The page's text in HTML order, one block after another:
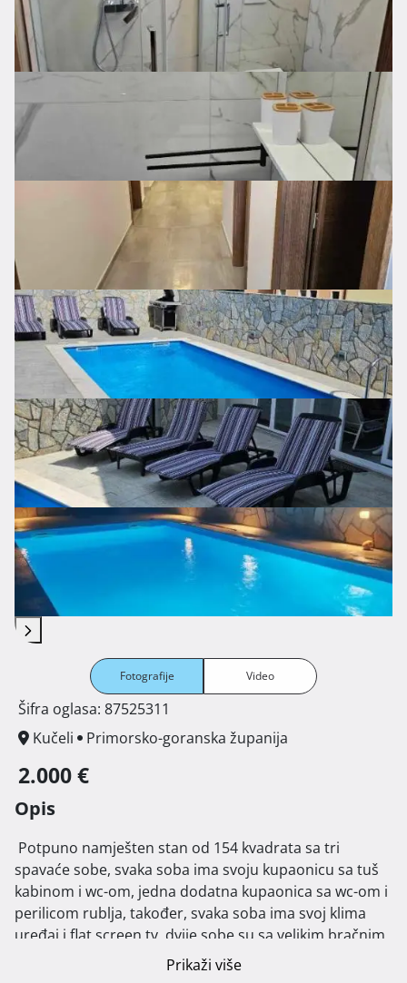
Fotografije Video
Šifra oglasa: 87525311
Kučeli
Primorsko-goranska županija
2.000 €
Opis
spavaće sobe, svaka soba ima svoju kupaonicu sa tuš
kabinom i wc-om, jedna dodatna kupaonica sa wc-om i
perilicom rublja, također, svaka soba ima svoj klima
uređaj i flat screen tv, dvije sobe su sa velikim bračnim
krevetom, jedna sa bračnim krevetom i manjim
Prikaži više